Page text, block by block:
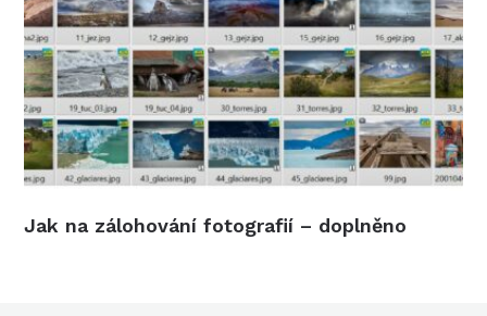
Jak na zálohování fotografií – doplněno